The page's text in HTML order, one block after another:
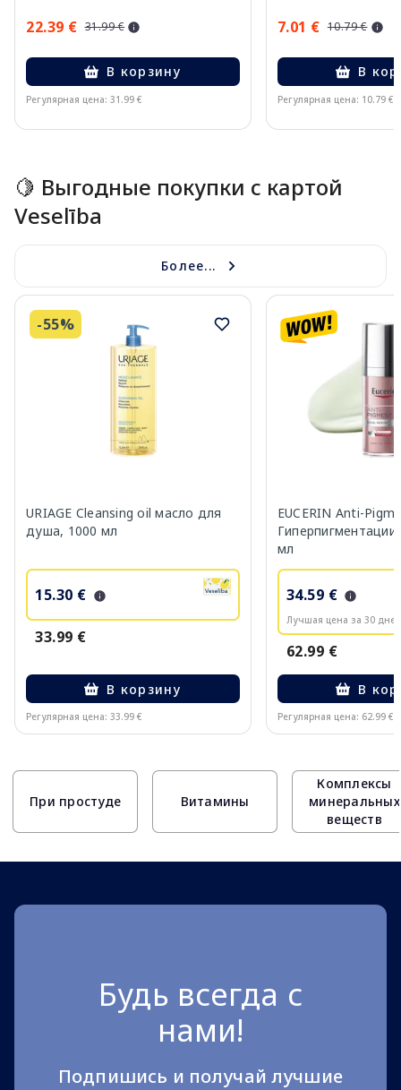
22.39 € 31.99 €
В корзину
Регулярная цена: 31.99 €
7.01 € 10.79 €
В
Регулярная цена: 10.79 €
🍋 Выгодные покупки с картой
Veselība
Более...
-55%
URIAGE Cleansing oil масло для
душа, 1000 мл
15.30 €
33.99 €
В корзину
Регулярная цена: 33.99 €
EUCERIN Anti-
мл
34.59 €
Лучшая цена за 30
62.99 €
В
Регулярная цена: 62.99 €
При простуде Витамины
Комплексы
минеральных
веществ
Будь всегда с
нами!
Подпишись и получай лучшие